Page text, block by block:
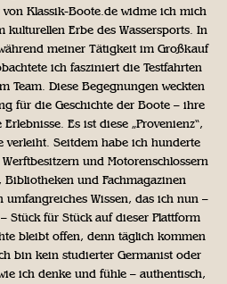
Klassik-Boote.de widme ich mich
Erbe des Wassersports. In
meiner Tätigkeit im Großkauf
ich fasziniert die Testfahrten
Team. Diese Begegnungen weckten
für die Geschichte der Boote – ihre
Es ist diese „Provenienz“,
verleiht. Seitdem habe ich hunderte
und Motorenschlossern
und Fachmagazinen
umfangreiches Wissen, das ich nun –
Stück für Stück auf dieser Plattform
bleibt offen, denn täglich kommen
bin kein studierter Germanist oder
ich denke und fühle – authentisch,